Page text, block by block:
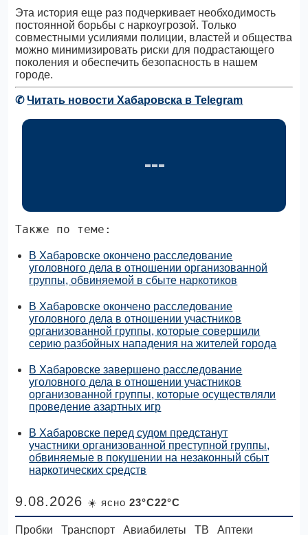
Эта история еще раз подчеркивает необходимость
постоянной борьбы с наркоугрозой. Только
совместными усилиями полиции, властей и общества
можно минимизировать риски для подрастающего
поколения и обеспечить безопасность в нашем
городе.
✆Читать новости Хабаровска в Telegram
Также по теме:
В Хабаровске окончено расследование
уголовного дела в отношении организованной
группы, обвиняемой в сбыте наркотиков
В Хабаровске окончено расследование
уголовного дела в отношении участников
организованной группы, которые совершили
серию разбойных нападения на жителей города
В Хабаровске завершено расследование
уголовного дела в отношении участников
организованной группы, которые осуществляли
проведение азартных игр
В Хабаровске перед судом предстанут
участники организованной преступной группы,
обвиняемые в покушении на незаконный сбыт
наркотических средств
9.08.2026 ☀️ ясно23°C22°C
Пробки Транспорт Авиабилеты ТВ Аптеки